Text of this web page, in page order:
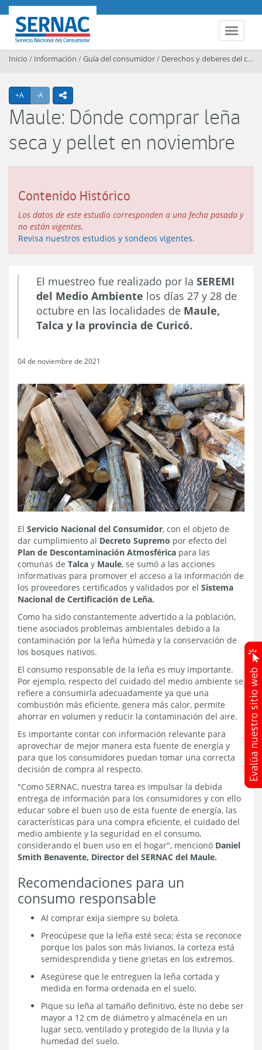
Contenido principal
Toggle
SERNAC
Inicio / Información /Guía del consumidor/ Derechos y deberes del consumidor
+A Agrandar texto
-A Achicar textoicono compartir
Maule: Dónde comprar leña
seca y pellet en noviembre
Contenido Histórico
Los datos de este estudio corresponden a una fecha pasada y
no están vigentes.
Revisa nuestros estudios y sondeos vigentes.
El muestreo fue realizado por la SEREMI
del Medio Ambiente los días 27 y 28 de
octubre en las localidades de Maule,
Talca y la provincia de Curicó.
04 de noviembre de 2021
El Servicio Nacional del Consumidor, con el objeto de
dar cumplimiento al Decreto Supremo por efecto del
Plan de Descontaminación Atmosférica para las
comunas de Talca y Maule, se sumó a las acciones
informativas para promover el acceso a la información de
los proveedores certificados y validados por el Sistema
Nacional de Certificación de Leña.
Como ha sido constantemente advertido a la población,
tiene asociados problemas ambientales debido a la
contaminación por la leña húmeda y la conservación de
los bosques nativos.
El consumo responsable de la leña es muy importante.
Por ejemplo, respecto del cuidado del medio ambiente se
refiere a consumirla adecuadamente ya que una
combustión más eficiente, genera más calor, permite
ahorrar en volumen y reducir la contaminación del aire.
Es importante contar con información relevante para
aprovechar de mejor manera esta fuente de energía y
para que los consumidores puedan tomar una correcta
decisión de compra al respecto.
"Como SERNAC, nuestra tarea es impulsar la debida
entrega de información para los consumidores y con ello
educar sobre el buen uso de esta fuente de energía, las
características para una compra eficiente, el cuidado del
medio ambiente y la seguridad en el consumo,
considerando el buen uso en el hogar", mencionó Daniel
Smith Benavente, Director del SERNAC del Maule.
Recomendaciones para un
consumo responsable
Al comprar exija siempre su boleta.
Preocúpese que la leña esté seca; ésta se reconoce
porque los palos son más livianos, la corteza está
semidesprendida y tiene grietas en los extremos.
Asegúrese que le entreguen la leña cortada y
medida en forma ordenada en el suelo.
Pique su leña al tamaño definitivo, éste no debe ser
mayor a 12 cm de diámetro y almacénela en un
lugar seco, ventilado y protegido de la lluvia y la
humedad del suelo.